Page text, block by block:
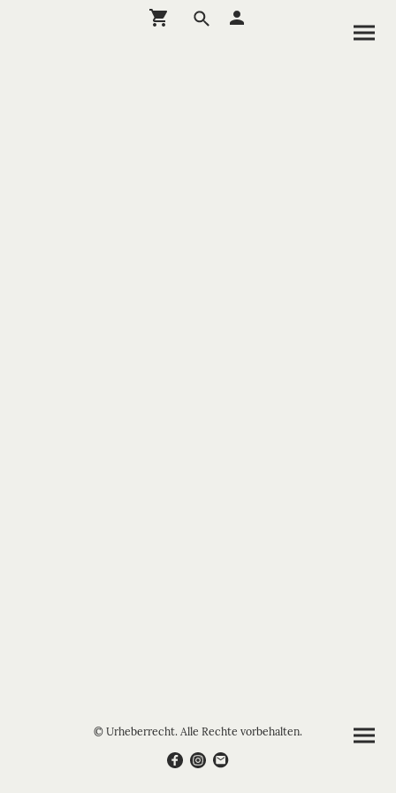
© Urheberrecht. Alle Rechte vorbehalten.